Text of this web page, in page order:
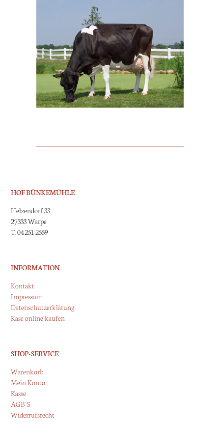
HOF BÜNKEMÜHLE
Helzendorf 33
27333 Warpe
T. 04251 2559
INFORMATION
Kontakt
Impressum
Datenschutzerklärung
Käse online kaufen
SHOP-SERVICE
Warenkorb
Mein Konto
Kasse
AGB' S
Widerrufsrecht